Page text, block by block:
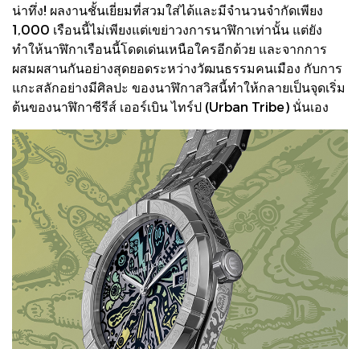
น่าทึ่ง! ผลงานชั้นเยี่ยมที่สวมใส่ได้และมีจำนวนจำกัดเพียง
1,000 เรือนนี้ไม่เพียงแต่เขย่าวงการนาฬิกาเท่านั้น แต่ยัง
ทำให้นาฬิกาเรือนนี้โดดเด่นเหนือใครอีกด้วย และจากการ
ผสมผสานกันอย่างสุดยอดระหว่างวัฒนธรรมคนเมือง กับการ
แกะสลักอย่างมีศิลปะ ของนาฬิกาสวิสนี้ทำให้กลายเป็นจุดเริ่ม
ต้นของนาฬิกาซีรีส์ เออร์เบิน ไทร์ป (Urban Tribe) นั่นเอง